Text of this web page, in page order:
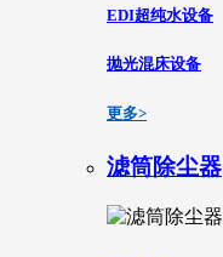
EDI超纯水设备
抛光混床设备
更多>
滤筒除尘器